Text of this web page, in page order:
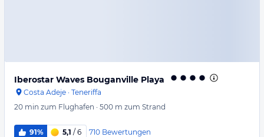
Iberostar Waves Bouganville Playa
Costa Adeje · Teneriffa
20 min zum Flughafen · 500 m zum Strand
91% 5,1 / 6 710 Bewertungen